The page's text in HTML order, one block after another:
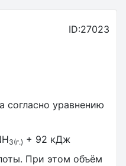
ID:27023
согласно уравнению
3(г.) + 92 кДж
При этом объём